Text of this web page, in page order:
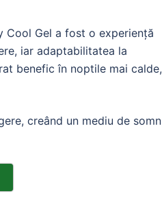
Cool Gel a fost o experiență
iar adaptabilitatea la
benefic în noptile mai calde,
creând un mediu de somn